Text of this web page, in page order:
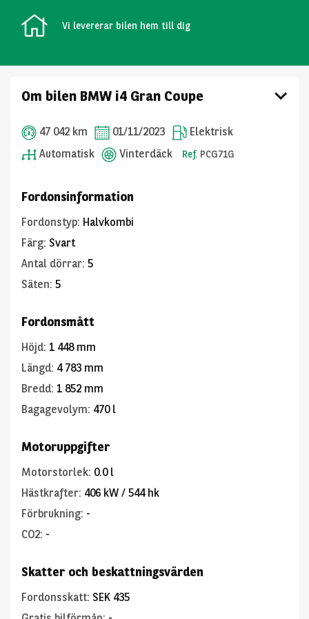
Vi levererar bilen hem till dig
Om bilen BMW i4 Gran Coupe
47 042 km 01/11/2023
Elektrisk
Automatisk
Vinterdäck Ref. PCG71G
Fordonsinformation
Fordonstyp: Halvkombi
Färg: Svart
Antal dörrar: 5
Säten: 5
Fordonsmått
Höjd: 1 448 mm
Längd: 4 783 mm
Bredd: 1 852 mm
Bagagevolym: 470 l
Motoruppgifter
Motorstorlek: 0.0 l
Hästkrafter: 406 kW / 544 hk
Förbrukning: -
CO2: -
Skatter och beskattningsvärden
Fordonsskatt: SEK 435